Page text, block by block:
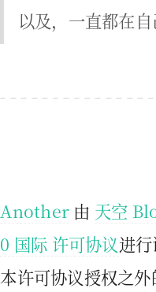
以及，一直都在自
Another 由 天空
0 国际 许可协议进行
本许可协议授权之